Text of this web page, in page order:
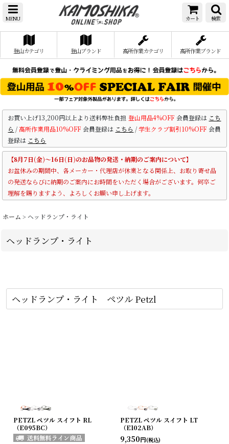
MENU カート 検索
登山カテゴリ 登山ブランド 高所作業カテゴリ 高所作業ブランド
お買い上げ13,200円以上より送料弊社負担 登山用品4%OFF 会員登録は こち
ら /高所作業用品10%OFF 会員登録は こちら /学生クラブ割引10%OFF 会員
登録は こちら
【8月7日(金)～16日(日)のお品物の発送・納期のご案内について】
お盆休みの期間中、各メーカー・代理店が休業となる関係上、お取り寄せ品
の発送ならびに納期のご案内にお時間をいただく場合がございます。何卒ご
理解を賜りますよう、よろしくお願い申し上げます。
ホーム > ヘッドランプ・ライト
ヘッドランプ・ライト
ヘッドランプ・ライト ペツル Petzl
PETZL ペツル スイフト RL
（E095BC）
PETZL ペツル スイフト LT
（E102AB）
9,350円(税込)